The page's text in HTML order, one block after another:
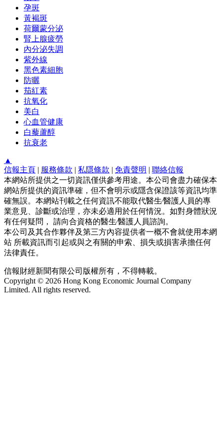
孕斑
黃褐斑
荷爾蒙分泌
腎上腺疲勞
內分泌失調
紫外線
黑色素細胞
防曬
茄紅素
抗氧化
美白
心血管健康
白藜蘆醇
抗衰老
▲
信報主頁 | 服務條款 | 私隱條款 | 免責聲明 | 聯絡信報
本網站所提供之一切資訊僅供參考用途。本公司會盡力確保本
網站所提供的資訊準確，但不會明示或隱含保證該等資訊均準
確無誤。本網站刊載之任何資訊不能取代醫生∕醫護人員的專
業意見、診斷或治理，亦未必適用於任何情況。如對身體狀況
有任何疑問， 請向合資格的醫生∕醫護人員諮詢。
本公司及其合作夥伴及第三方內容提供者一概不會就使用本網
站 所載資訊而引起或與之有關的申索、損失或損害承擔任何
法律責任。
信報財經新聞有限公司版權所有，不得轉載。
Copyright © 2026 Hong Kong Economic Journal Company
Limited. All rights reserved.